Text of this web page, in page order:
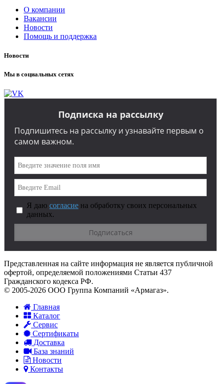
О компании
Вакансии
Новости
Помощь и поддержка
Новости
Мы в социальных сетях
Подписка на рассылку
Подпишитесь на рассылку и узнавайте первым о
самом важном.
Я даю согласие на обработку своих персональных
данных.
Представленная на сайте информация не является публичной
офертой, определяемой положениями Статьи 437
Гражданского кодекса РФ.
© 2005-2026 ООО Группа Компаний «Армагаз».
Главная
Каталог
Сервис
Сертификаты
Доставка
База знаний
Новости
Контакты